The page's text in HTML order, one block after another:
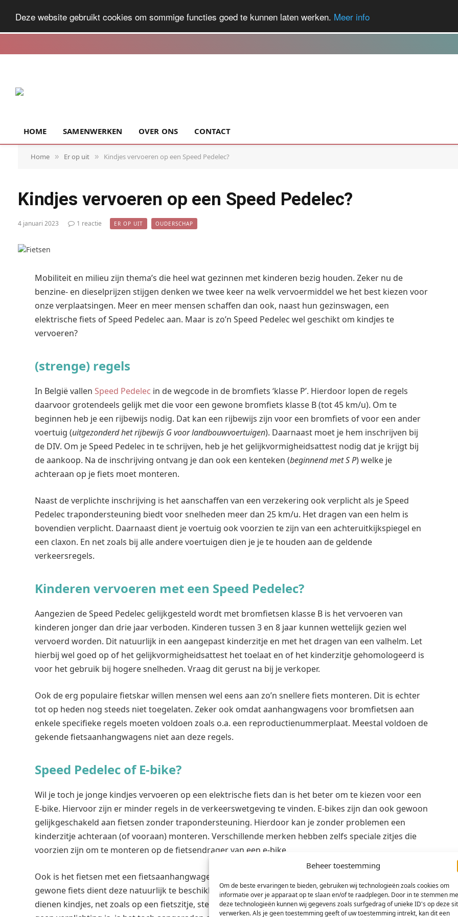
Deze website gebruikt cookies om sommige functies goed te kunnen laten werken. Meer info
Beheer toestemming
Om de beste ervaringen te bieden, gebruiken wij technologieën zoals cookies om
informatie over je apparaat op te slaan en/of te raadplegen. Door in te stemmen
deze technologieën kunnen wij gegevens zoals surfgedrag of unieke ID's op deze
verwerken. Als je geen toestemming geeft of uw toestemming intrekt, kan dit een
HOME SAMENWERKEN OVER ONS CONTACT
Home » Er op uit » Kindjes vervoeren op een Speed Pedelec?
Kindjes vervoeren op een Speed Pedelec?
4 januari 2023 1 reactie ER OP UIT OUDERSCHAP
Mobiliteit en milieu zijn thema’s die heel wat gezinnen met kinderen bezig houden. Zeker nu de
benzine- en dieselprijzen stijgen denken we twee keer na welk vervoermiddel we het best kiezen voor
onze verplaatsingen. Meer en meer mensen schaffen dan ook, naast hun gezinswagen, een
elektrische fiets of Speed Pedelec aan. Maar is zo’n Speed Pedelec wel geschikt om kindjes te
vervoeren?
(strenge) regels
In België vallen Speed Pedelec in de wegcode in de bromfiets ‘klasse P’. Hierdoor lopen de regels
daarvoor grotendeels gelijk met die voor een gewone bromfiets klasse B (tot 45 km/u). Om te
beginnen heb je een rijbewijs nodig. Dat kan een rijbewijs zijn voor een bromfiets of voor een ander
voertuig (uitgezonderd het rijbewijs G voor landbouwvoertuigen). Daarnaast moet je hem inschrijven bij
de DIV. Om je Speed Pedelec in te schrijven, heb je het gelijkvormigheidsattest nodig dat je krijgt bij
de aankoop. Na de inschrijving ontvang je dan ook een kenteken (beginnend met S P) welke je
achteraan op je fiets moet monteren.
Naast de verplichte inschrijving is het aanschaffen van een verzekering ook verplicht als je Speed
Pedelec trapondersteuning biedt voor snelheden meer dan 25 km/u. Het dragen van een helm is
bovendien verplicht. Daarnaast dient je voertuig ook voorzien te zijn van een achteruitkijkspiegel en
een claxon. En net zoals bij alle andere voertuigen dien je je te houden aan de geldende
verkeersregels.
Kinderen vervoeren met een Speed Pedelec?
Aangezien de Speed Pedelec gelijkgesteld wordt met bromfietsen klasse B is het vervoeren van
kinderen jonger dan drie jaar verboden. Kinderen tussen 3 en 8 jaar kunnen wettelijk gezien wel
vervoerd worden. Dit natuurlijk in een aangepast kinderzitje en met het dragen van een valhelm. Let
hierbij wel goed op of het gelijkvormigheidsattest het toelaat en of het kinderzitje gehomologeerd is
voor het gebruik bij hogere snelheden. Vraag dit gerust na bij je verkoper.
Ook de erg populaire fietskar willen mensen wel eens aan zo’n snellere fiets monteren. Dit is echter
tot op heden nog steeds niet toegelaten. Zeker ook omdat aanhangwagens voor bromfietsen aan
enkele specifieke regels moeten voldoen zoals o.a. een reproductienummerplaat. Meestal voldoen de
gekende fietsaanhangwagens niet aan deze regels.
Speed Pedelec of E-bike?
Wil je toch je jonge kindjes vervoeren op een elektrische fiets dan is het beter om te kiezen voor een
E-bike. Hiervoor zijn er minder regels in de verkeerswetgeving te vinden. E-bikes zijn dan ook gewoon
gelijkgeschakeld aan fietsen zonder trapondersteuning. Hierdoor kan je zonder problemen een
kinderzitje achteraan (of vooraan) monteren. Verschillende merken hebben zelfs speciale zitjes die
voorzien zijn om te monteren op de fietsendrager van een e-bike.
Ook is het fietsen met een fietsaanhangwagen met personen er in wettelijk toegelaten. Net zoals een
gewone fiets dient deze natuurlijk te beschikken over goed werkende verlichting en reflectoren. Ook
dienen kindjes, net zoals op een fietszitje, steeds goed vastgemaakt te worden. Desondanks dat het